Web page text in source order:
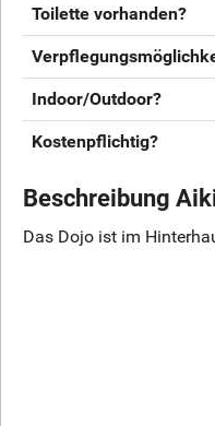
Toilette vorhanden?
Indoor/Outdoor?
Kostenpflichtig?
Beschreibung
Das Dojo ist im